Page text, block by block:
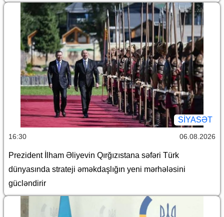
SİYASƏT
16:30 06.08.2026
Prezident İlham Əliyevin Qırğızıstana səfəri Türk
dünyasında strateji əməkdaşlığın yeni mərhələsini
gücləndirir